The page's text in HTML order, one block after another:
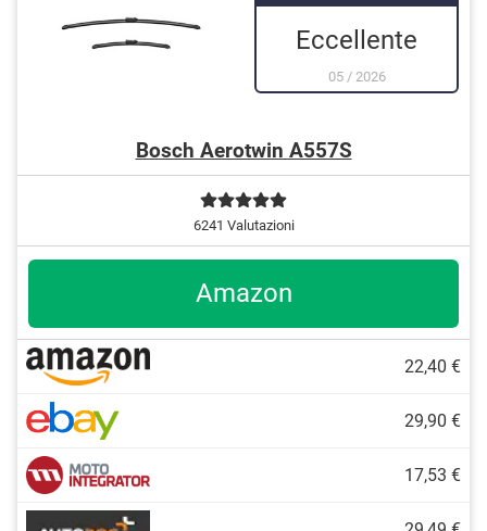
Eccellente
05/ 2026
Bosch Aerotwin A557S
6241 Valutazioni
Amazon
22,40 €
29,90 €
17,53 €